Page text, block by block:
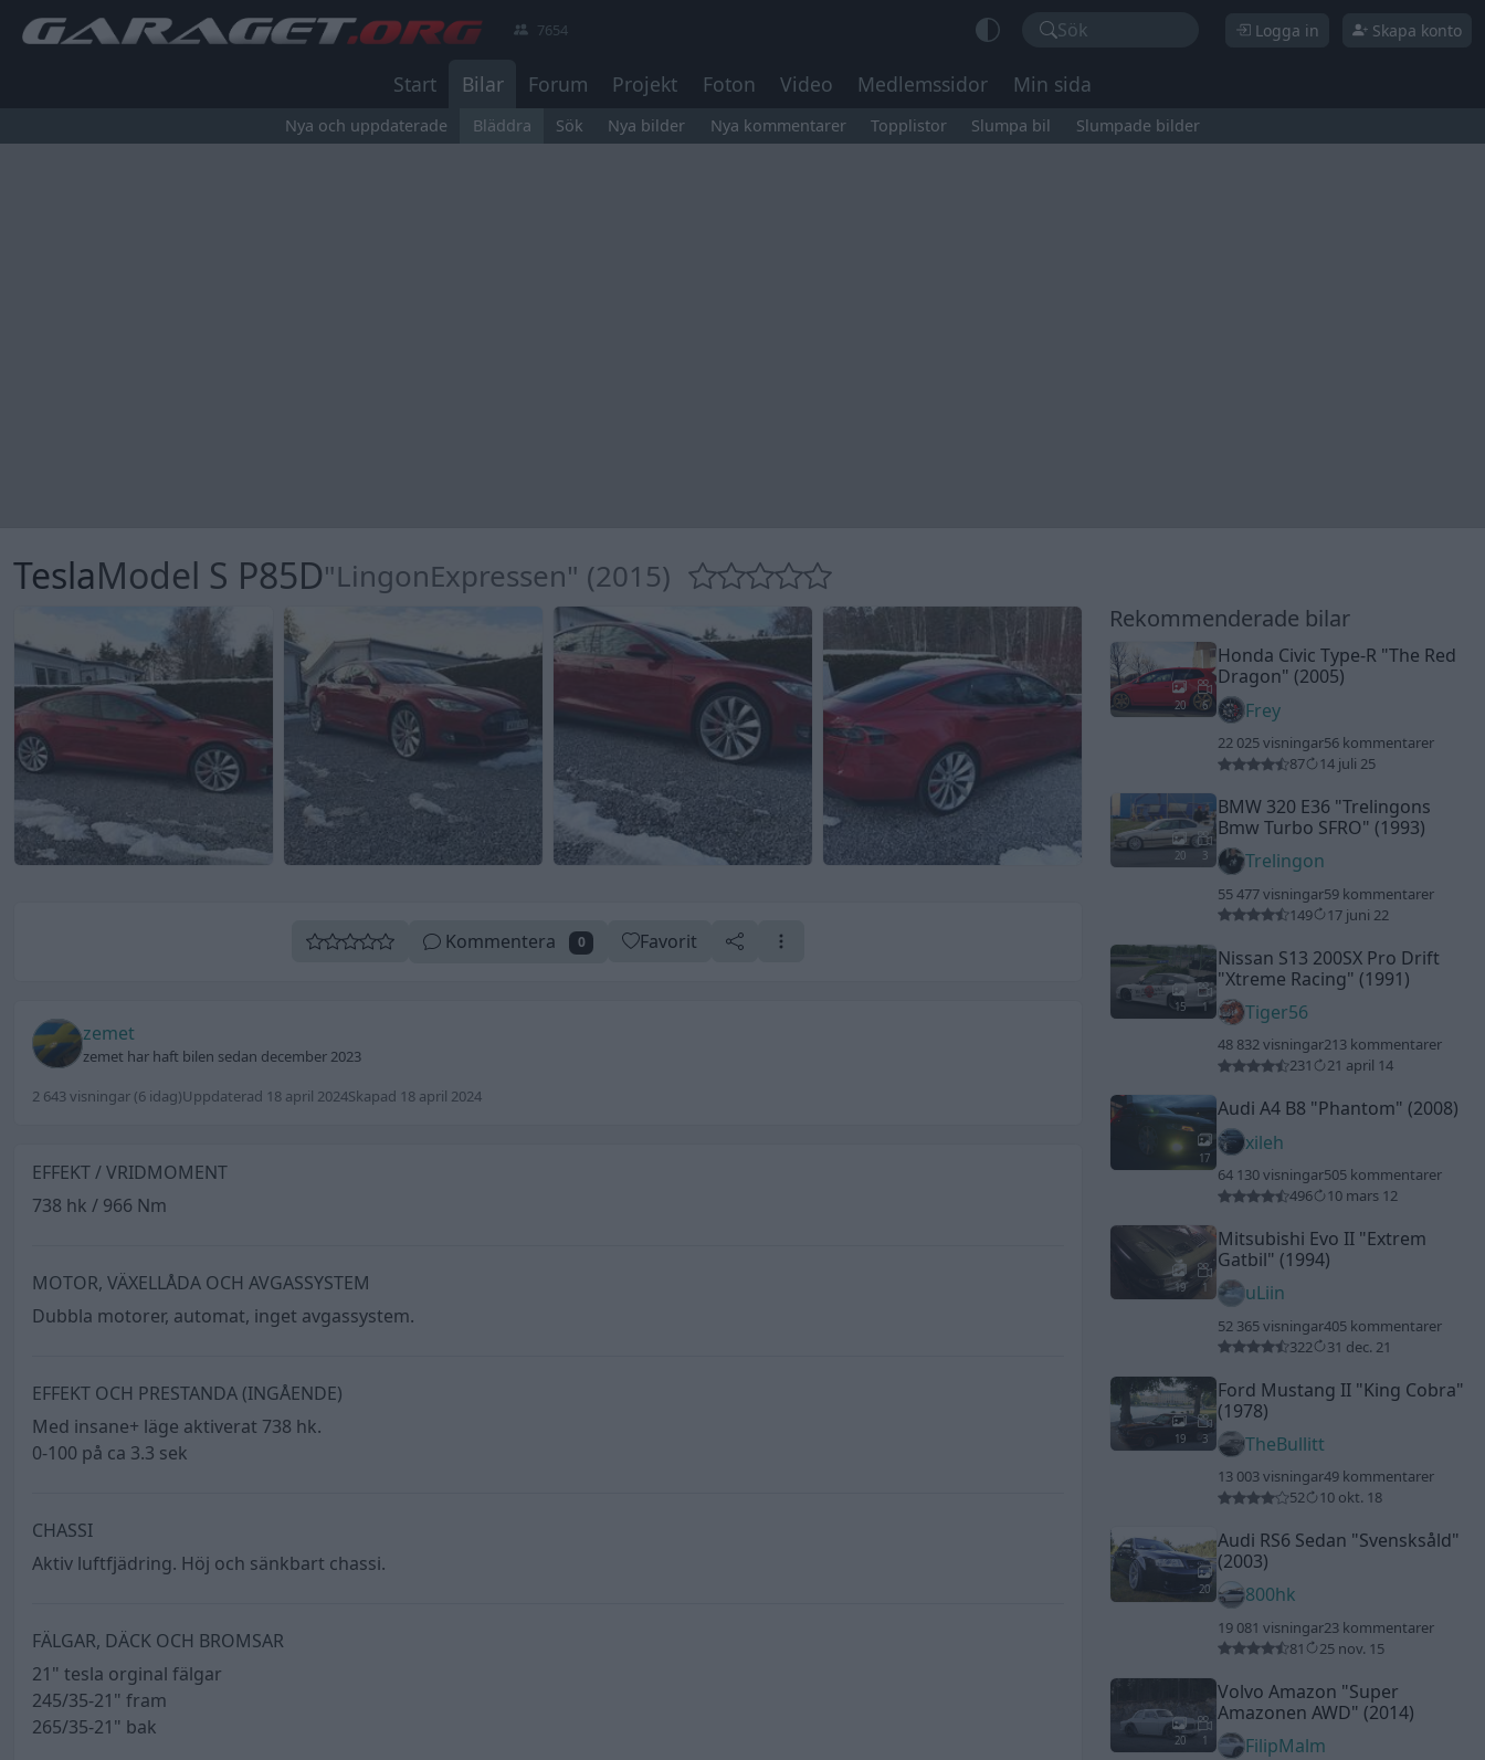
7654 Sök Logga in Skapa konto
Start Bilar Forum Projekt Foton Video Medlemssidor Min sida
Nya och uppdaterade Bläddra Sök Nya bilder Nya kommentarer Topplistor Slumpa bil Slumpade bilder
TeslaModel S P85D"LingonExpressen" (2015)
Kommentera 0 Favorit
zemet
zemet har haft bilen sedan december 2023
2 643 visningar (6 idag)Uppdaterad 18 april 2024Skapad 18 april 2024
EFFEKT / VRIDMOMENT
738 hk / 966 Nm
MOTOR, VÄXELLÅDA OCH AVGASSYSTEM
Dubbla motorer, automat, inget avgassystem.
EFFEKT OCH PRESTANDA (INGÅENDE)
Med insane+ läge aktiverat 738 hk.
0-100 på ca 3.3 sek
CHASSI
Aktiv luftfjädring. Höj och sänkbart chassi.
FÄLGAR, DÄCK OCH BROMSAR
21" tesla orginal fälgar
245/35-21" fram
265/35-21" bak
Rekommenderade bilar
20 6
Honda Civic Type-R "The Red
Dragon" (2005)
Frey
22 025 visningar56 kommentarer
87
14 juli 25
20 3
BMW 320 E36 "Trelingons
Bmw Turbo SFRO" (1993)
Trelingon
55 477 visningar59 kommentarer
149
17 juni 22
15 1
Nissan S13 200SX Pro Drift
"Xtreme Racing" (1991)
Tiger56
48 832 visningar213 kommentarer
231
21 april 14
17
Audi A4 B8 "Phantom" (2008)
xileh
64 130 visningar505 kommentarer
496
10 mars 12
19 1
Mitsubishi Evo II "Extrem
Gatbil" (1994)
uLiin
52 365 visningar405 kommentarer
322
31 dec. 21
19 3
Ford Mustang II "King Cobra"
(1978)
TheBullitt
13 003 visningar49 kommentarer
52
10 okt. 18
20
Audi RS6 Sedan "Svensksåld"
(2003)
800hk
19 081 visningar23 kommentarer
81
25 nov. 15
20 1
Volvo Amazon "Super
Amazonen AWD" (2014)
FilipMalm